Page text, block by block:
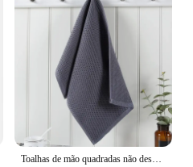
Toalhas de mão quadradas não descartáveis, 100% algodão, treliça favo de mel, xadrez, cuidado facial, magia, banheiro, esporte, casa de banho, 34x34cm, novo